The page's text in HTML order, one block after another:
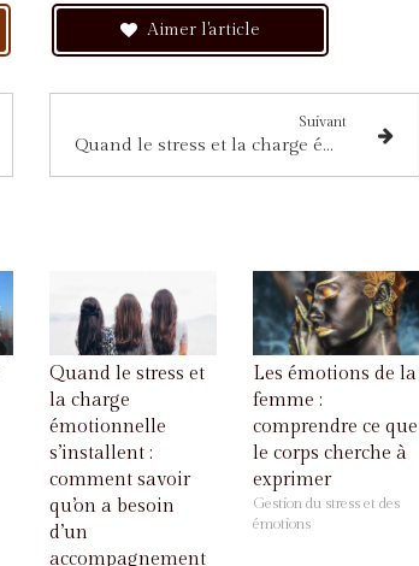
Aimer l'article
Suivant
Quand le stress et la charge émotionnelle s’installent : comment savoir qu’on a besoin d’un accompagnement ?
Quand le stress et
la charge
émotionnelle
s’installent :
comment savoir
qu’on a besoin
d’un
accompagnement
Les émotions de la
femme :
comprendre ce que
le corps cherche à
exprimer
Gestion du stress et des
émotions